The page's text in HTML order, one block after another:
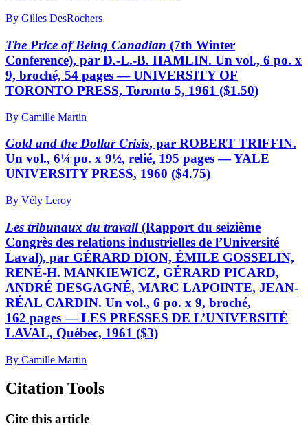
By Gilles DesRochers
The Price of Being Canadian (7th Winter
Conference), par D.-L.-B. HAMLIN. Un vol., 6 po. x
9, broché, 54 pages — UNIVERSITY OF
TORONTO PRESS, Toronto 5, 1961 ($1.50)
By Camille Martin
Gold and the Dollar Crisis, par ROBERT TRIFFIN.
Un vol., 6¼ po. x 9½, relié, 195 pages — YALE
UNIVERSITY PRESS, 1960 ($4.75)
By Vély Leroy
Les tribunaux du travail(Rapport du seizième
Congrès des relations industrielles de l’Université
Laval), par GÉRARD DION, ÉMILE GOSSELIN,
RENÉ-H. MANKIEWICZ, GÉRARD PICARD,
ANDRÉ DESGAGNÉ, MARC LAPOINTE, JEAN-
RÉAL CARDIN. Un vol., 6 po. x 9, broché,
162 pages — LES PRESSES DE L’UNIVERSITÉ
LAVAL, Québec, 1961 ($3)
By Camille Martin
Citation Tools
Cite this article